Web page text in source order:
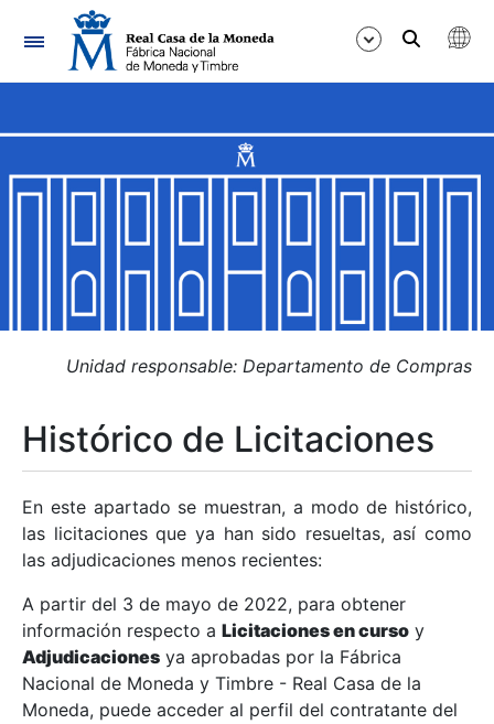
Navegación
Mostrar/Ocultar
Mostrar/Ocultar
Mostrar/Ocultar
Mostrar/Ocultar
Mostrar/Ocultar
Mostrar/Ocultar
Unidad responsable: Departamento de Compras
Histórico de Licitaciones
En este apartado se muestran, a modo de histórico,
las licitaciones que ya han sido resueltas, así como
las adjudicaciones menos recientes:
A partir del 3 de mayo de 2022, para obtener
información respecto a Licitaciones en curso y
Adjudicaciones ya aprobadas por la Fábrica
Nacional de Moneda y Timbre - Real Casa de la
Moneda, puede acceder al perfil del contratante del